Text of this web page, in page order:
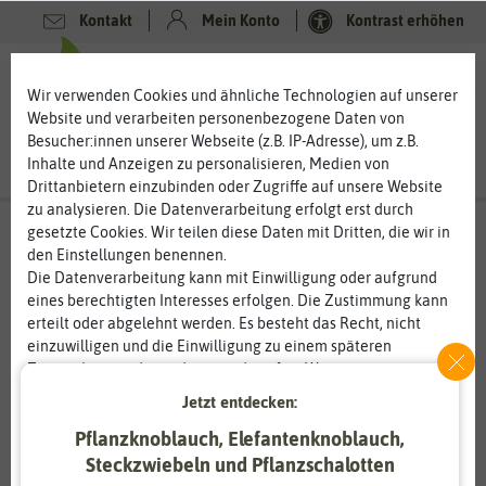
Kontakt Mein Konto Kontrast erhöhen
Wir verwenden Cookies und ähnliche Technologien auf unserer
Website und verarbeiten personenbezogene Daten von
Besucher:innen unserer Webseite (z.B. IP-Adresse), um z.B.
Inhalte und Anzeigen zu personalisieren, Medien von
Drittanbietern einzubinden oder Zugriffe auf unsere Website
zu analysieren. Die Datenverarbeitung erfolgt erst durch
gesetzte Cookies. Wir teilen diese Daten mit Dritten, die wir in
den Einstellungen benennen.
Die Datenverarbeitung kann mit Einwilligung oder aufgrund
eines berechtigten Interesses erfolgen. Die Zustimmung kann
erteilt oder abgelehnt werden. Es besteht das Recht, nicht
einzuwilligen und die Einwilligung zu einem späteren
Zeitpunkt zu ändern oder zu widerrufen. Weitere
Essenziell Statistik
Jetzt entdecken:
Pflanzknoblauch, Elefantenknoblauch,
Steckzwiebeln und Pflanzschalotten